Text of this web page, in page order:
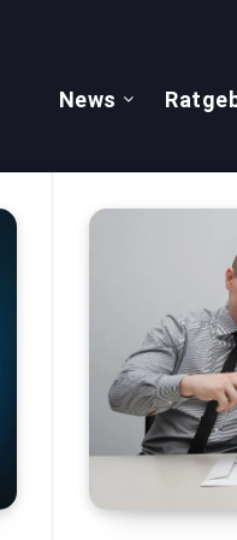
News